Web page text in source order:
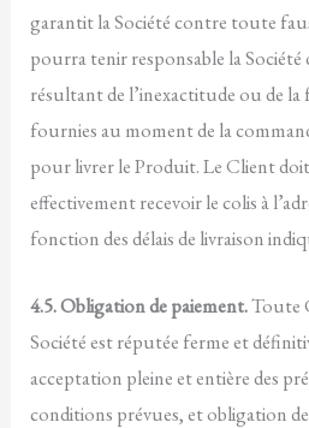
garantit la Société contre toute
pourra tenir responsable la
résultant de l’inexactitude ou de
fournies au moment de la
pour livrer le Produit. Le Client
effectivement recevoir le colis à
fonction des délais de livraison
4.5. Obligation de paiement.Toute
Société est réputée ferme et
acceptation pleine et entière des
conditions prévues, et obligation